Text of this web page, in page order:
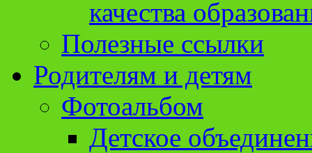
качества
Полезные ссылки
Родителям и детям
Фотоальбом
Детское